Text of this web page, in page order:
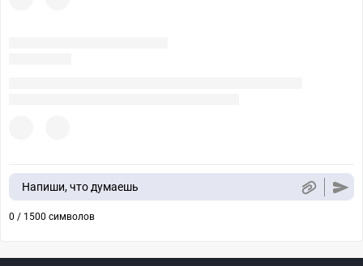
Напиши, что думаешь
0 / 1500 символов